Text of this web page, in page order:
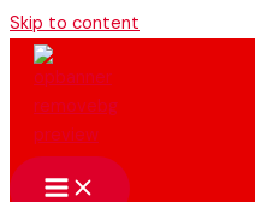
Skip to content